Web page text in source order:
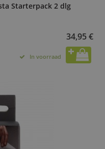
Starterpack 2 dlg
34,95 €
In voorraad